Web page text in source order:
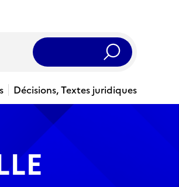
Rechercher
Décisions, Textes juridiques